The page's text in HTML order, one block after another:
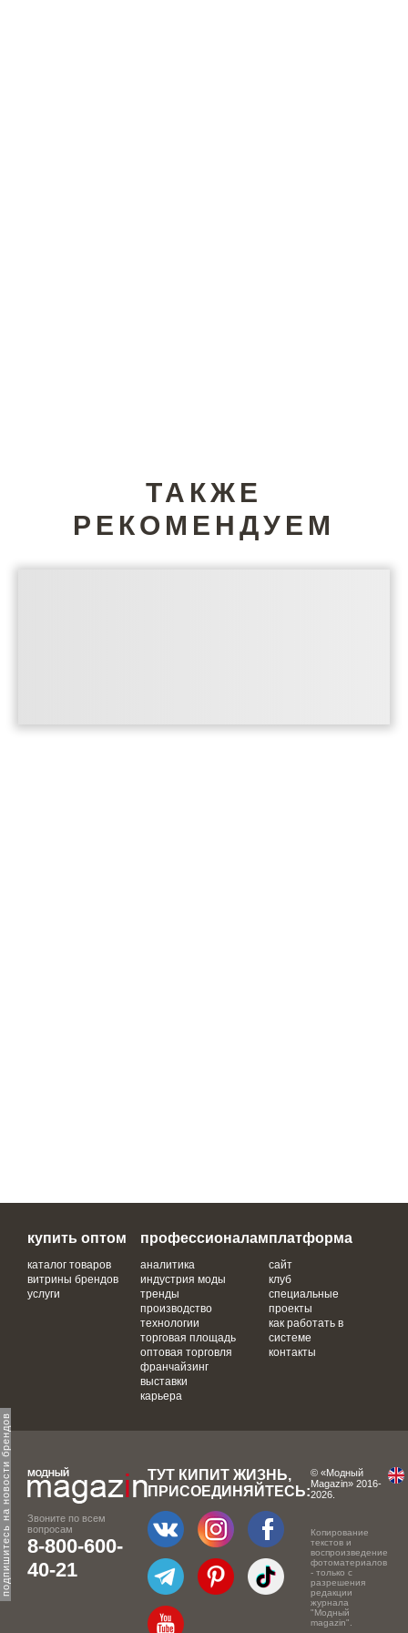
подпишитесь на новости брендов
ТАКЖЕ
РЕКОМЕНДУЕМ
купить оптом
каталог товаров
витрины брендов
услуги
профессионалам
аналитика
индустрия моды
тренды
производство
технологии
торговая площадь
оптовая торговля
франчайзинг
выставки
карьера
платформа
сайт
клуб
специальные
проекты
как работать в
системе
контакты
Звоните по всем
вопросам
8-800-600-
40-21
ТУТ КИПИТ ЖИЗНЬ,
ПРИСОЕДИНЯЙТЕСЬ:
© «Модный
Magazin» 2016-
2026.
Копирование
текстов и
воспроизведение
фотоматериалов
- только с
разрешения
редакции
журнала
"Модный
magazin".